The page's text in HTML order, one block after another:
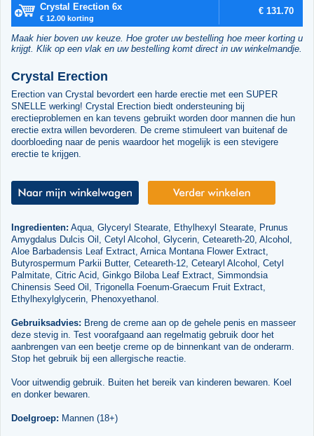
Crystal Erection 6x
€ 12.00 korting
€ 131.70
Maak hier boven uw keuze. Hoe groter uw bestelling hoe meer korting u
krijgt. Klik op een vlak en uw bestelling komt direct in uw winkelmandje.
Crystal Erection
Erection van Crystal bevordert een harde erectie met een SUPER
SNELLE werking! Crystal Erection biedt ondersteuning bij
erectieproblemen en kan tevens gebruikt worden door mannen die hun
erectie extra willen bevorderen. De creme stimuleert van buitenaf de
doorbloeding naar de penis waardoor het mogelijk is een stevigere
erectie te krijgen.
Ingredienten: Aqua, Glyceryl Stearate, Ethylhexyl Stearate, Prunus
Amygdalus Dulcis Oil, Cetyl Alcohol, Glycerin, Ceteareth-20, Alcohol,
Aloe Barbadensis Leaf Extract, Arnica Montana Flower Extract,
Butyrospermum Parkii Butter, Ceteareth-12, Cetearyl Alcohol, Cetyl
Palmitate, Citric Acid, Ginkgo Biloba Leaf Extract, Simmondsia
Chinensis Seed Oil, Trigonella Foenum-Graecum Fruit Extract,
Ethylhexylglycerin, Phenoxyethanol.
Gebruiksadvies: Breng de creme aan op de gehele penis en masseer
deze stevig in. Test voorafgaand aan regelmatig gebruik door het
aanbrengen van een beetje creme op de binnenkant van de onderarm.
Stop het gebruik bij een allergische reactie.
Voor uitwendig gebruik. Buiten het bereik van kinderen bewaren. Koel
en donker bewaren.
Doelgroep: Mannen (18+)